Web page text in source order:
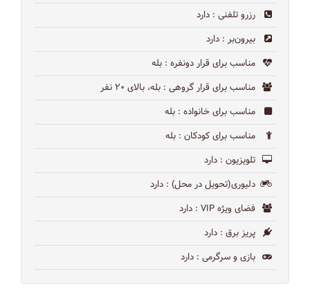
رزرو تلفنی : دارد
بیرون‌بر : دارد
مناسب برای قرار دونفره : بله
مناسب برای قرار گروهی : بله، بالای ۲۰ نفر
مناسب برای خانواده : بله
مناسب برای کودکان : بله
تلویزیون : دارد
دلیوری(تحویل در محل) : دارد
فضای ویژه VIP
: دارد
پریز برق : دارد
بازی و سرگرمی : دارد